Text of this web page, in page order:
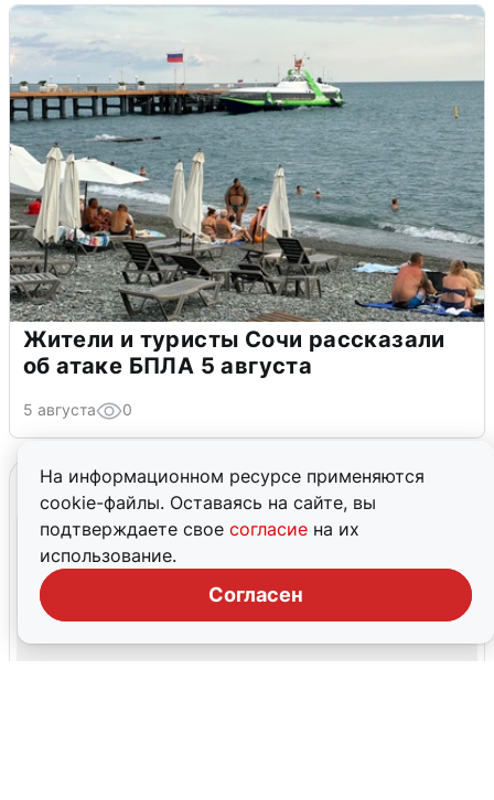
На информационном ресурсе применяются
cookie-файлы. Оставаясь на сайте, вы
подтверждаете свое согласие на их
использование.
Согласен
Жители и туристы Сочи рассказали
об атаке БПЛА 5 августа
5 августа 0